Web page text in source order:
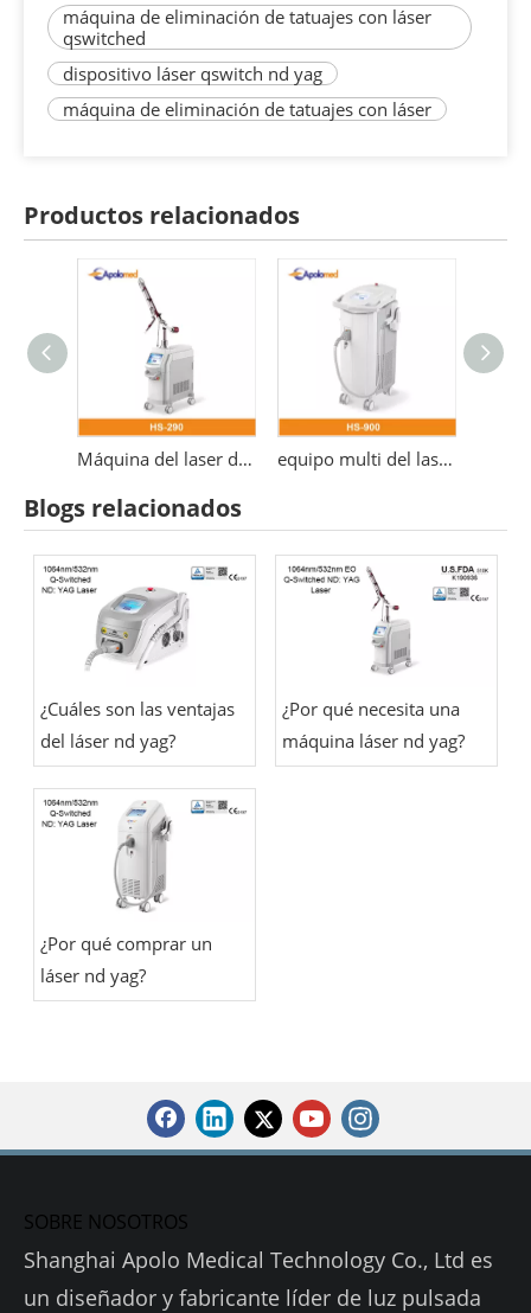
máquina de eliminación de tatuajes con láser
qswitched
dispositivo láser qswitch nd yag
máquina de eliminación de tatuajes con láser
Productos relacionados
Máquina del laser del Nd YAG del retiro 1064nm del tatuaje de HS-290 EO QS equipo multi del laser de la plataforma de la función del laser largo del Nd Yag del pulso de 10~40ms 1064nm
Blogs relacionados
¿Cuáles son las ventajas
del láser nd yag?
¿Por qué necesita una
máquina láser nd yag?
¿Por qué comprar un
láser nd yag?
SOBRE NOSOTROS
Shanghai Apolo Medical Technology Co., Ltd es
un diseñador y fabricante líder de luz pulsada